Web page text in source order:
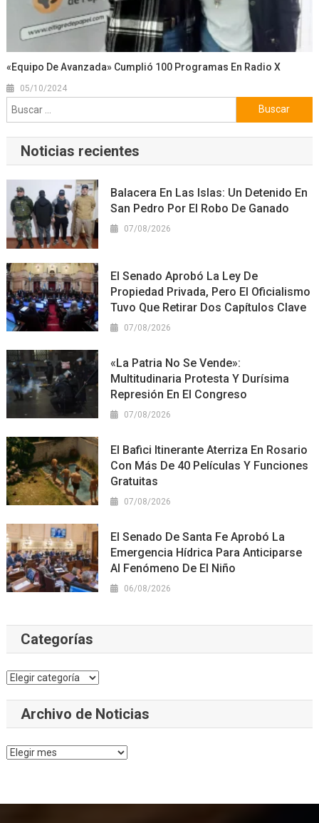
«Equipo De Avanzada» Cumplió 100 Programas En Radio X
05/10/2024
Buscar:
Noticias recientes
Balacera En Las Islas: Un Detenido En
San Pedro Por El Robo De Ganado
07/08/2026
El Senado Aprobó La Ley De
Propiedad Privada, Pero El Oficialismo
Tuvo Que Retirar Dos Capítulos Clave
07/08/2026
«La Patria No Se Vende»:
Multitudinaria Protesta Y Durísima
Represión En El Congreso
07/08/2026
El Bafici Itinerante Aterriza En Rosario
Con Más De 40 Películas Y Funciones
Gratuitas
07/08/2026
El Senado De Santa Fe Aprobó La
Emergencia Hídrica Para Anticiparse
Al Fenómeno De El Niño
06/08/2026
Categorías
Categorías
Archivo de Noticias
Archivo